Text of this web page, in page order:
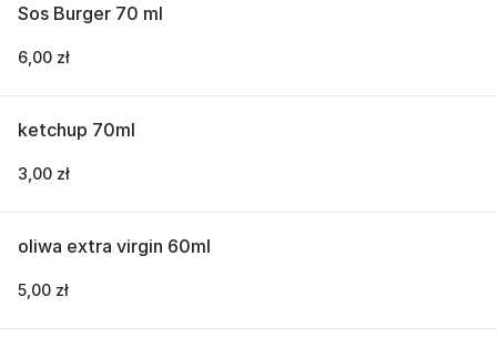
Sos Burger 70 ml
6,00 zł
ketchup 70ml
3,00 zł
oliwa extra virgin 60ml
5,00 zł